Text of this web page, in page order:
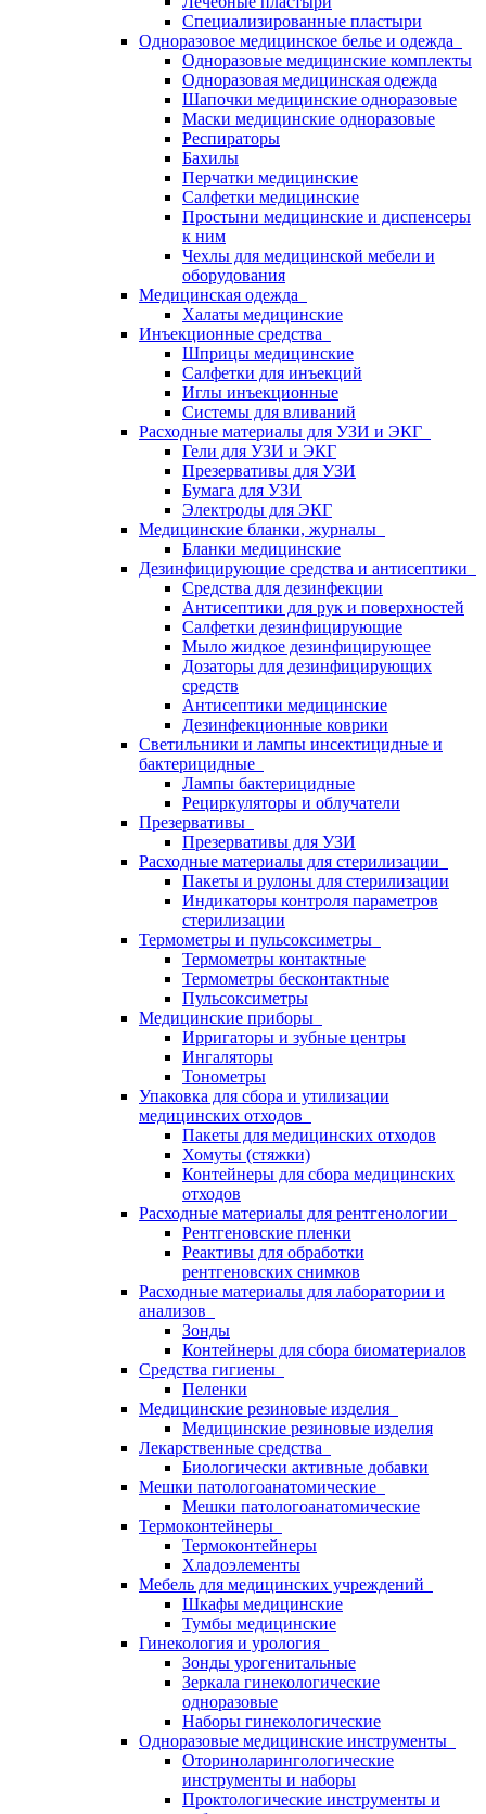
Специализированные пластыри
Одноразовое медицинское белье и одежда
Одноразовые медицинские комплекты
Одноразовая медицинская одежда
Шапочки медицинские одноразовые
Маски медицинские одноразовые
Респираторы
Бахилы
Перчатки медицинские
Салфетки медицинские
Простыни медицинские и диспенсеры
к ним
Чехлы для медицинской мебели и
оборудования
Медицинская одежда
Халаты медицинские
Инъекционные средства
Шприцы медицинские
Салфетки для инъекций
Иглы инъекционные
Системы для вливаний
Расходные материалы для УЗИ и ЭКГ
Гели для УЗИ и ЭКГ
Презервативы для УЗИ
Бумага для УЗИ
Электроды для ЭКГ
Медицинские бланки, журналы
Бланки медицинские
Дезинфицирующие средства и антисептики
Средства для дезинфекции
Антисептики для рук и поверхностей
Салфетки дезинфицирующие
Мыло жидкое дезинфицирующее
Дозаторы для дезинфицирующих
средств
Антисептики медицинские
Дезинфекционные коврики
Светильники и лампы инсектицидные и
бактерицидные
Лампы бактерицидные
Рециркуляторы и облучатели
Презервативы
Презервативы для УЗИ
Расходные материалы для стерилизации
Пакеты и рулоны для стерилизации
Индикаторы контроля параметров
стерилизации
Термометры и пульсоксиметры
Термометры контактные
Термометры бесконтактные
Пульсоксиметры
Медицинские приборы
Ирригаторы и зубные центры
Ингаляторы
Тонометры
Упаковка для сбора и утилизации
медицинских отходов
Пакеты для медицинских отходов
Хомуты (стяжки)
Контейнеры для сбора медицинских
отходов
Расходные материалы для рентгенологии
Рентгеновские пленки
Реактивы для обработки
рентгеновских снимков
Расходные материалы для лаборатории и
анализов
Зонды
Контейнеры для сбора биоматериалов
Средства гигиены
Пеленки
Медицинские резиновые изделия
Медицинские резиновые изделия
Лекарственные средства
Биологически активные добавки
Мешки патологоанатомические
Мешки патологоанатомические
Термоконтейнеры
Термоконтейнеры
Хладоэлементы
Мебель для медицинских учреждений
Шкафы медицинские
Тумбы медицинские
Гинекология и урология
Зонды урогенитальные
Зеркала гинекологические
одноразовые
Наборы гинекологические
Одноразовые медицинские инструменты
Оториноларингологические
инструменты и наборы
Проктологические инструменты и